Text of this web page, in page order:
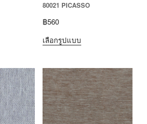
80021 PICASSO
฿560
เลือกรูปแบบ